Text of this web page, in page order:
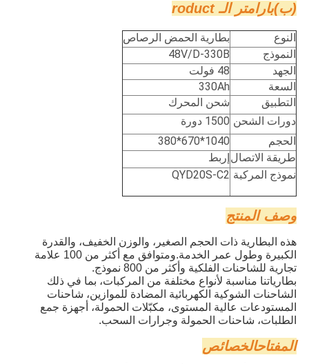
(ب)بارامتر الـ roduct
النوع
بطارية الحمض الرصاص
النموذج
48V/D-330B
الجهد
48 فولت
السعة
330Ah
التطبيق
شحن المحرك
دورات الشحن 1500 دورة
الحجم
1040*670*380
طريقة الاتصال إربط
نموذج المركبة QYD20S-C2
وصف المنتج
هذه البطارية ذات الحجم الصغير، والوزن الخفيف، والقدرة
الكبيرة وطول عمر الخدمة.ومتوافق مع أكثر من 100 علامة
تجارية للشاحنات الفلكية وأكثر من 800 نموذج.
بطارياتنا مناسبة لأنواع مختلفة من المركبات، بما في ذلك
الشاحنات الشوكية الكهربائية المضادة للموازين، شاحنات
المستودعات عالية المستوى، مكبّلات الحمولة، أجهزة جمع
الطلبات، شاحنات الحمولة وجرارات السحب.
المفتاحالخصائص